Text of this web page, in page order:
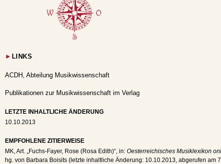
► LINKS
ACDH, Abteilung Musikwissenschaft
Publikationen zur Musikwissenschaft im Verlag
LETZTE INHALTLICHE ÄNDERUNG
10.10.2013
EMPFOHLENE ZITIERWEISE
MK , Art. „Fuchs-Fayer, Rose (Rosa Edith)“, in: Oesterreichisches Musiklexikon
hg. von Barbara Boisits (letzte inhaltliche Änderung: 10.10.2013 , abgerufen am